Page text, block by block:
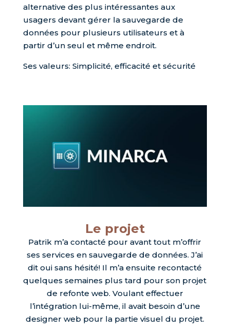
alternative des plus intéressantes aux
usagers devant gérer la sauvegarde de
données pour plusieurs utilisateurs et à
partir d’un seul et même endroit.
Ses valeurs: Simplicité, efficacité et sécurité
Le projet
Patrik m’a contacté pour avant tout m’offrir
ses services en sauvegarde de données. J’ai
dit oui sans hésité! Il m’a ensuite recontacté
quelques semaines plus tard pour son projet
de refonte web. Voulant effectuer
l’intégration lui-même, il avait besoin d’une
designer web pour la partie visuel du projet.